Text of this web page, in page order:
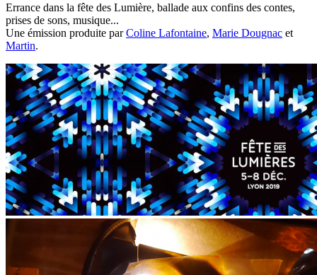
Errance dans la fête des Lumière, ballade aux confins des contes,
prises de sons, musique...
Une émission produite parColine Lafontaine, Marie Dougnac et
Martin.